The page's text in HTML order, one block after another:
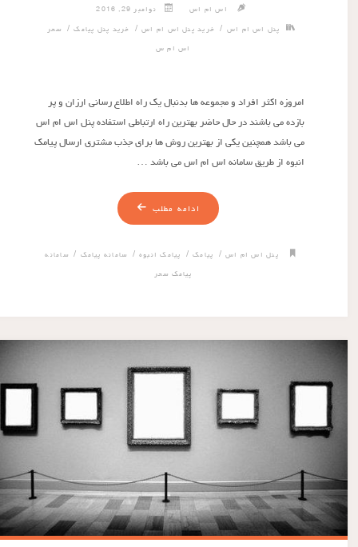
اس ام اس نوامبر 29, 2016
پنل اس ام اس/ خرید پنل اس ام اس / خرید پنل پیامک/ سحر
اس ام س
امروزه اکثر افراد و مجموعه ها بدنبال یک راه اطلاع رسانی ارزان و پر
بازده می باشند در حال حاضر بهترین راه ارتباطی استفاده پنل اس ام اس
می باشد همچنین یکی از بهترین روش ها برای جذب مشتری ارسال پیامک
انبوه از طریق سامانه اس ام اس می باشد …
ادامه مطلب
پنل اس ام اس / پیامک / پیامک انبوه/ سامانه پیامک/ سامانه
پیامک سحر